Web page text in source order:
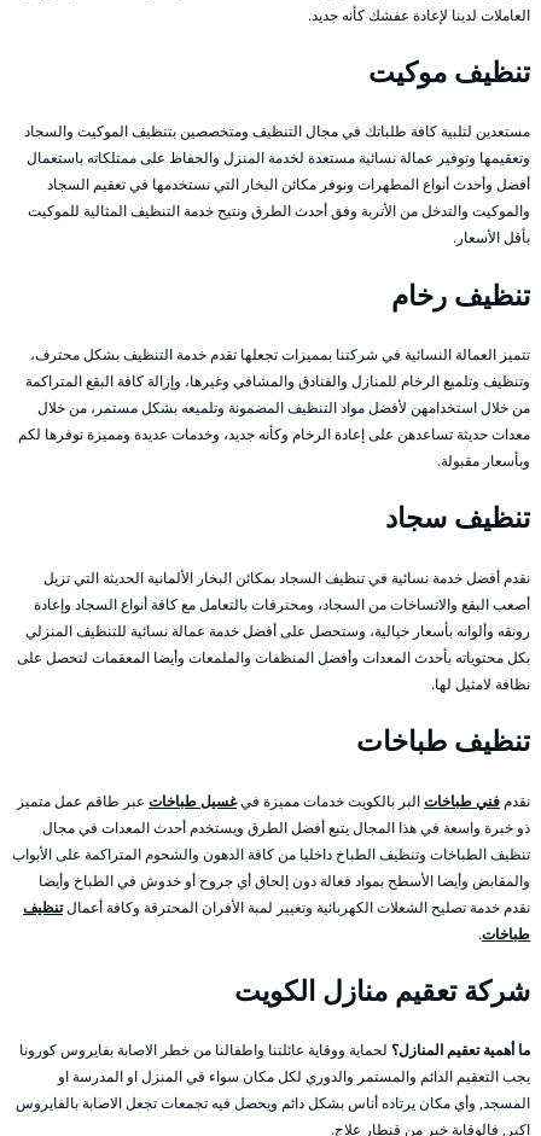
العاملات لدينا لإعادة عفشك كأنه جديد.
تنظيف موكيت
مستعدين لتلبية كافة طلباتك في مجال التنظيف ومتخصصين بتنظيف الموكيت والسجاد
وتعقيمها وتوفير عمالة نسائية مستعدة لخدمة المنزل والحفاظ على ممتلكاته باستعمال
أفضل وأحدث أنواع المطهرات ونوفر مكائن البخار التي نستخدمها في تعقيم السجاد
والموكيت والتدخل من الأتربة وفق أحدث الطرق ونتيح خدمة التنظيف المثالية للموكيت
بأقل الأسعار.
تنظيف رخام
تتميز العمالة النسائية في شركتنا بمميزات تجعلها تقدم خدمة التنظيف بشكل محترف،
وتنظيف وتلميع الرخام للمنازل والفنادق والمشافي وغيرها، وإزالة كافة البقع المتراكمة
من خلال استخدامهن لأفضل مواد التنظيف المضمونة وتلميعه بشكل مستمر، من خلال
معدات حديثة تساعدهن على إعادة الرخام وكأنه جديد، وخدمات عديدة ومميزة نوفرها لكم
وبأسعار مقبولة.
تنظيف سجاد
نقدم أفضل خدمة نسائية في تنظيف السجاد بمكائن البخار الألمانية الحديثة التي تزيل
أصعب البقع والاتساخات من السجاد، ومحترفات بالتعامل مع كافة أنواع السجاد وإعادة
رونقه وألوانه بأسعار خيالية، وستحصل على أفضل خدمة عمالة نسائية للتنظيف المنزلي
بكل محتوياته بأحدث المعدات وأفضل المنظفات والملمعات وأيضا المعقمات لتحصل على
نظافة لامثيل لها.
تنظيف طباخات
نقدم فني طباخاتالبر بالكويت خدمات مميزة فيغسيل طباخات عبر طاقم عمل متميز
ذو خبرة واسعة في هذا المجال يتبع أفضل الطرق ويستخدم أحدث المعدات في مجال
تنظيف الطباخات وتنظيف الطباخ داخليا من كافة الدهون والشحوم المتراكمة على الأبواب
والمقابض وأيضا الأسطح بمواد فعالة دون إلحاق أي جروح أو خدوش في الطباخ وأيضا
نقدم خدمة تصليح الشعلات الكهربائية وتغيير لمبة الأفران المحترقة وكافة أعمالتنظيف
طباخات.
شركة تعقيم منازل الكويت
ما أهمية تعقيم المنازل؟ لحماية ووقاية عائلتنا واطفالنا من خطر الاصابة بفايروس كورونا
يجب التعقيم الدائم والمستمر والدوري لكل مكان سواء في المنزل او المدرسة او
المسجد, وأي مكان يرتاده أناس بشكل دائم ويحصل فيه تجمعات تجعل الاصابة بالفايروس
اكبر, فالوقاية خير من قنطار علاج.